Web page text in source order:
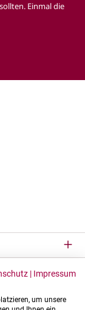
Einmal die
| Impressum
um unsere